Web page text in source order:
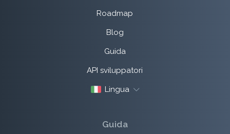
Roadmap
Blog
Guida
API sviluppatori
Lingua
Guida